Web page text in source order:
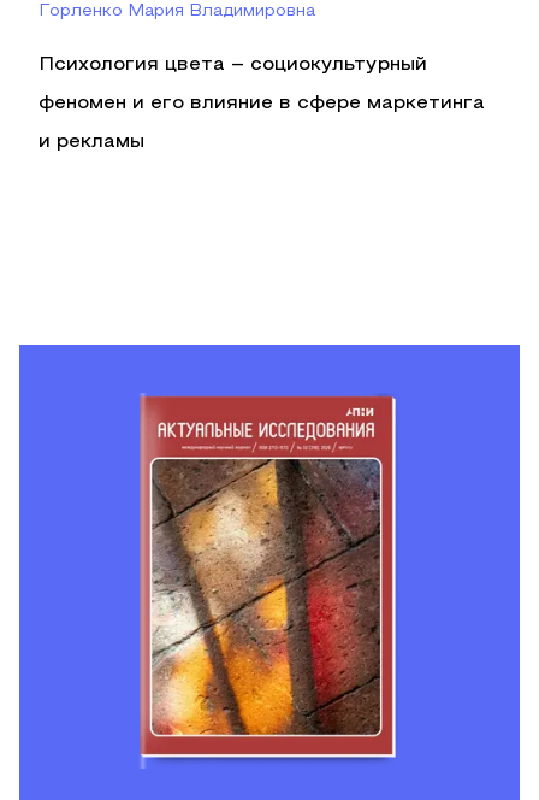
Горленко Мария Владимировна
Психология цвета – социокультурный
феномен и его влияние в сфере маркетинга
и рекламы